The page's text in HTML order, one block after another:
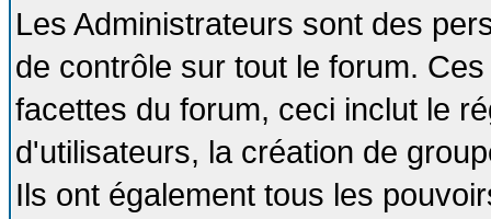
Les Administrateurs sont des
de contrôle sur tout le forum.
facettes du forum, ceci inclut le
d'utilisateurs, la création de
Ils ont également tous les